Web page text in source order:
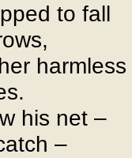
to fall
harmless
his net –
–